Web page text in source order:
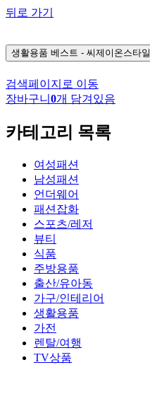
뒤로 가기
생활용품 베스트 - 씨제이온스타일
검색페이지로 이동
장바구니 0개 담겨있음
카테고리 목록
여성패션
남성패션
언더웨어
패션잡화
스포츠/레저
뷰티
식품
주방용품
출산/유아동
가구/인테리어
생활용품
가전
렌탈/여행
TV상품